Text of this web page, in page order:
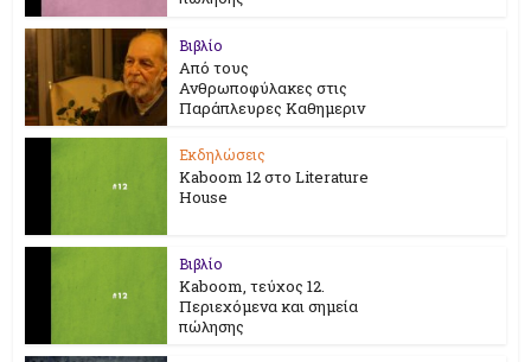
Βιβλίο
Από τους
Ανθρωποφύλακες στις
Παράπλευρες Καθημεριν
Εκδηλώσεις
Kaboom 12 στο Literature
House
Βιβλίο
Kaboom, τεύχος 12.
Περιεχόμενα και σημεία
πώλησης